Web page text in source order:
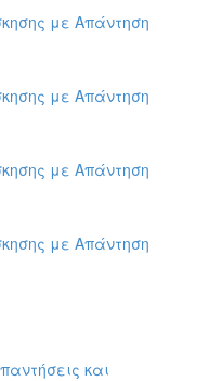
με Απάντηση
με Απάντηση
με Απάντηση
με Απάντηση
και